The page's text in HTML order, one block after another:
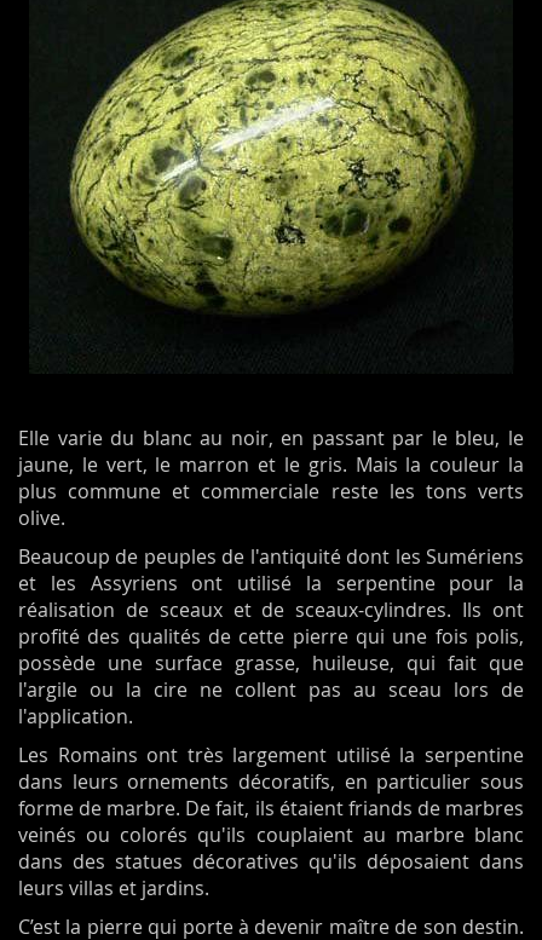
Elle varie du blanc au noir, en passant par le bleu, le
jaune, le vert, le marron et le gris. Mais la couleur la
plus commune et commerciale reste les tons verts
olive.
Beaucoup de peuples de l'antiquité dont les Sumériens
et les Assyriens ont utilisé la serpentine pour la
réalisation de sceaux et de sceaux-cylindres. Ils ont
profité des qualités de cette pierre qui une fois polis,
possède une surface grasse, huileuse, qui fait que
l'argile ou la cire ne collent pas au sceau lors de
l'application.
Les Romains ont très largement utilisé la serpentine
dans leurs ornements décoratifs, en particulier sous
forme de marbre. De fait, ils étaient friands de marbres
veinés ou colorés qu'ils couplaient au marbre blanc
dans des statues décoratives qu'ils déposaient dans
leurs villas et jardins.
C’est la pierre qui porte à devenir maître de son destin.